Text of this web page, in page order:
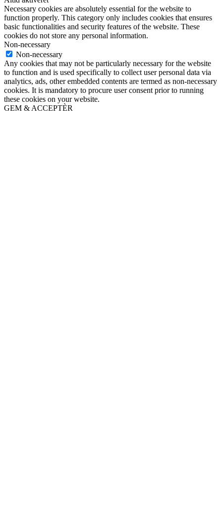
Necessary cookies are absolutely essential for the website to
function properly. This category only includes cookies that ensures
basic functionalities and security features of the website. These
cookies do not store any personal information.
Non-necessary
Non-necessary
Any cookies that may not be particularly necessary for the website
to function and is used specifically to collect user personal data via
analytics, ads, other embedded contents are termed as non-necessary
cookies. It is mandatory to procure user consent prior to running
these cookies on your website.
GEM & ACCEPTÈR